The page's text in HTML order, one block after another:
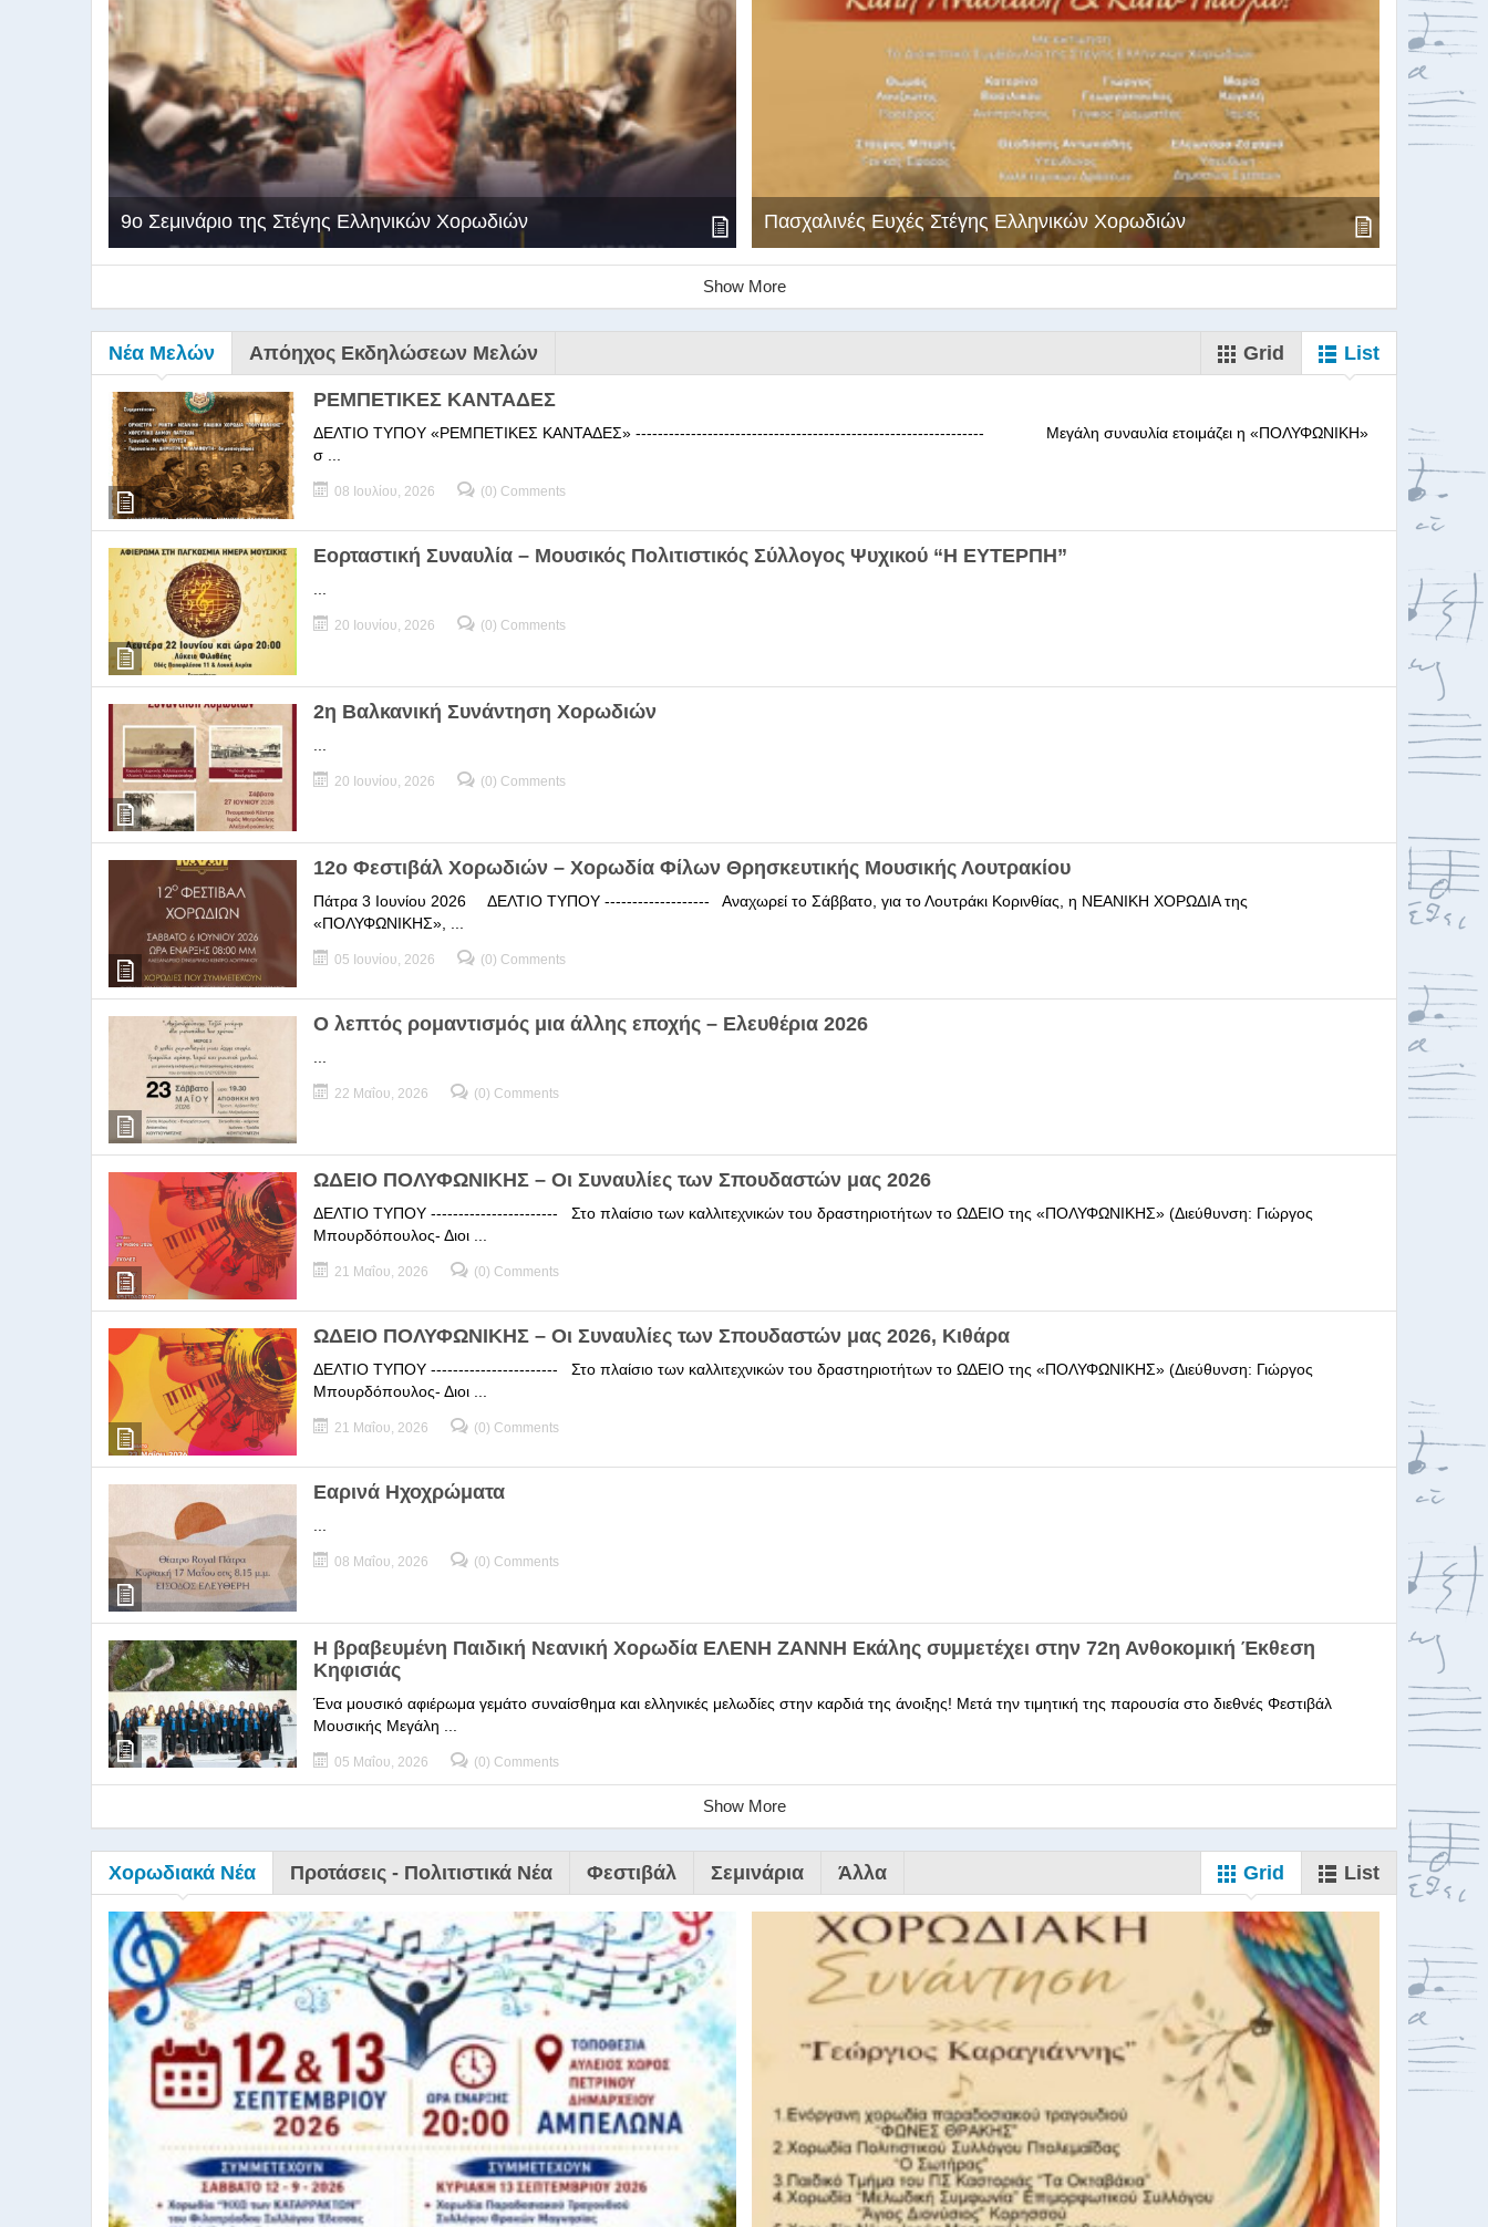
9ο Σεμινάριο της Στέγης Ελληνικών Χορωδιών
9Ο Σεμινάριο Διεύθυνσης Χορωδίας της Στέγης Ελληνικών Χορωδιών Βιωματική διδασκαλία για Μαέστρου...
9ο Σεμινάριο της Στέγης Ελληνικών Χορωδιών Πασχαλινές Ευχές Στέγης Ελληνικών Χορωδιών
Show More
Νέα Μελών Απόηχος Εκδηλώσεων Μελών Grid List
ΡΕΜΠΕΤΙΚΕΣ ΚΑΝΤΑΔΕΣ
ΔΕΛΤΙΟ ΤΥΠΟΥ «ΡΕΜΠΕΤΙΚΕΣ ΚΑΝΤΑΔΕΣ» --------------------------------------------------------------- Μεγάλη συναυλία ετοιμάζει η «ΠΟΛΥΦΩΝΙΚΗ»
σ ...
08 Ιουλίου, 2026 (0) Comments
Εορταστική Συναυλία – Μουσικός Πολιτιστικός Σύλλογος Ψυχικού “Η ΕΥΤΕΡΠΗ”
20 Ιουνίου, 2026 (0) Comments
2η Βαλκανική Συνάντηση Χορωδιών
20 Ιουνίου, 2026 (0) Comments
12ο Φεστιβάλ Χορωδιών – Χορωδία Φίλων Θρησκευτικής Μουσικής Λουτρακίου
Πάτρα 3 Ιουνίου 2026 ΔΕΛΤΙΟ ΤΥΠΟΥ ------------------- Αναχωρεί το Σάββατο, για το Λουτράκι Κορινθίας, η ΝΕΑΝΙΚΗ ΧΟΡΩΔΙΑ της
«ΠΟΛΥΦΩΝΙΚΗΣ», ...
05 Ιουνίου, 2026 (0) Comments
Ο λεπτός ρομαντισμός μια άλλης εποχής – Ελευθέρια 2026
22 Μαΐου, 2026 (0) Comments
ΩΔΕΙΟ ΠΟΛΥΦΩΝΙΚΗΣ – Οι Συναυλίες των Σπουδαστών μας 2026
ΔΕΛΤΙΟ ΤΥΠΟΥ ----------------------- Στο πλαίσιο των καλλιτεχνικών του δραστηριοτήτων το ΩΔΕΙΟ της «ΠΟΛΥΦΩΝΙΚΗΣ» (Διεύθυνση: Γιώργος
Μπουρδόπουλος- Διοι ...
21 Μαΐου, 2026 (0) Comments
ΩΔΕΙΟ ΠΟΛΥΦΩΝΙΚΗΣ – Οι Συναυλίες των Σπουδαστών μας 2026, Κιθάρα
ΔΕΛΤΙΟ ΤΥΠΟΥ ----------------------- Στο πλαίσιο των καλλιτεχνικών του δραστηριοτήτων το ΩΔΕΙΟ της «ΠΟΛΥΦΩΝΙΚΗΣ» (Διεύθυνση: Γιώργος
Μπουρδόπουλος- Διοι ...
21 Μαΐου, 2026 (0) Comments
Εαρινά Ηχοχρώματα
08 Μαΐου, 2026 (0) Comments
Η βραβευμένη Παιδική Νεανική Χορωδία ΕΛΕΝΗ ΖΑΝΝΗ Εκάλης συμμετέχει στην 72η Ανθοκομική Έκθεση
Κηφισιάς
Ένα μουσικό αφιέρωμα γεμάτο συναίσθημα και ελληνικές μελωδίες στην καρδιά της άνοιξης! Μετά την τιμητική της παρουσία στο διεθνές Φεστιβάλ
Μουσικής Μεγάλη ...
05 Μαΐου, 2026 (0) Comments
Show More
Χορωδιακά Νέα Προτάσεις - Πολιτιστικά Νέα Φεστιβάλ Σεμινάρια Άλλα Grid List